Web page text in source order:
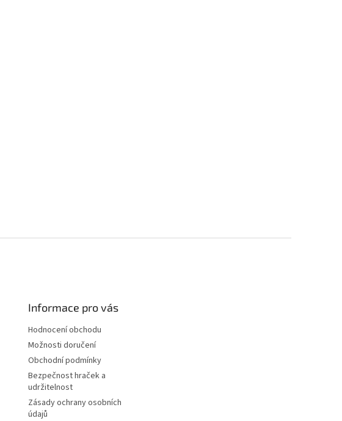
Informace pro vás
Hodnocení obchodu
Možnosti doručení
Obchodní podmínky
Bezpečnost hraček a
udržitelnost
Zásady ochrany osobních
údajů